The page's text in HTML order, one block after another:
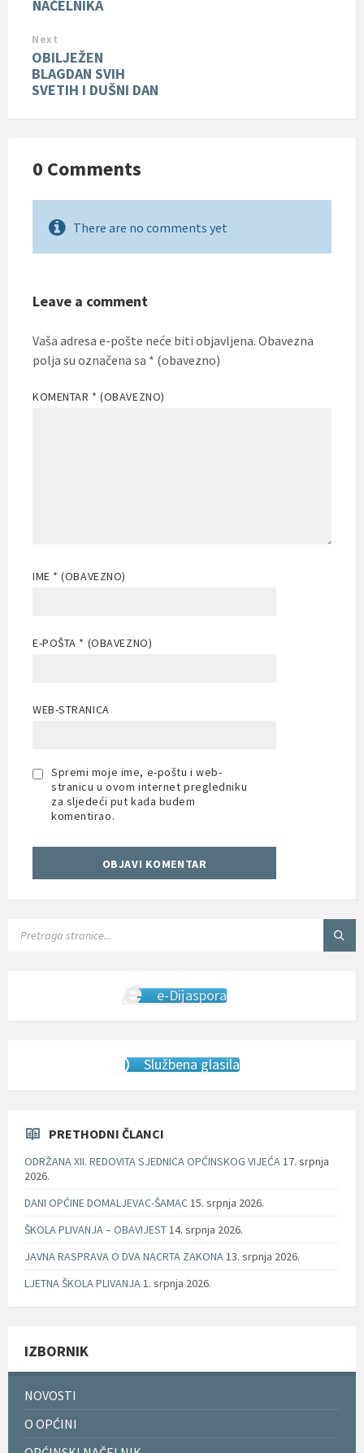
NAČELNIKA
Next
OBILJEŽEN
BLAGDAN SVIH
SVETIH I DUŠNI DAN
0 Comments
There are no comments yet
Leave a comment
Vaša adresa e-pošte neće biti objavljena. Obavezna
polja su označena sa * (obavezno)
KOMENTAR * (OBAVEZNO)
IME * (OBAVEZNO)
E-POŠTA * (OBAVEZNO)
WEB-STRANICA
Spremi moje ime, e-poštu i web-
stranicu u ovom internet pregledniku
za sljedeći put kada budem
komentirao.
e-Dijaspora
Službena glasila
PRETHODNI ČLANCI
ODRŽANA XII. REDOVITA SJEDNICA OPĆINSKOG VIJEĆA17. srpnja
2026.
DANI OPĆINE DOMALJEVAC-ŠAMAC15. srpnja 2026.
ŠKOLA PLIVANJA – OBAVIJEST14. srpnja 2026.
JAVNA RASPRAVA O DVA NACRTA ZAKONA13. srpnja 2026.
LJETNA ŠKOLA PLIVANJA1. srpnja 2026.
IZBORNIK
NOVOSTI
O OPĆINI